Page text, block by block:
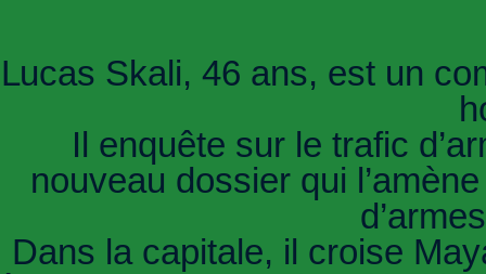
Lucas Skali, 46 ans, est un
Il enquête sur le trafic
nouveau dossier qui
Dans la capitale, il croise